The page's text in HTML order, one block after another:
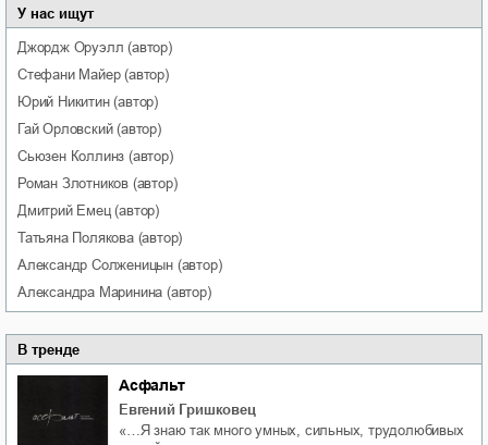
У нас ищут
Джордж Оруэлл (автор)
Стефани Майер(автор)
Юрий Никитин(автор)
Гай Орловский(автор)
Сьюзен Коллинз (автор)
Роман Злотников (автор)
Дмитрий Емец(автор)
Татьяна Полякова(автор)
Александр Солженицын (автор)
Александра Маринина (автор)
В тренде
Асфальт
Евгений Гришковец
«…Я знаю так много умных, сильных, трудолюбивых